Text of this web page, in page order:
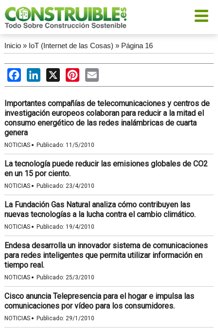
Inicio» IoT (Internet de las Cosas) » Página 16
FacebookLinkedIn
X PinterestEmail
Importantes compañías de telecomunicaciones y centros de
investigación europeos colaboran para reducir a la mitad el
consumo energético de las redes inalámbricas de cuarta
genera
NOTICIAS · Publicado: 11/5/2010
La tecnología puede reducir las emisiones globales de CO2
en un 15 por ciento.
NOTICIAS · Publicado: 23/4/2010
La Fundación Gas Natural analiza cómo contribuyen las
nuevas tecnologías a la lucha contra el cambio climático.
NOTICIAS · Publicado: 19/4/2010
Endesa desarrolla un innovador sistema de comunicaciones
para redes inteligentes que permita utilizar información en
tiempo real.
NOTICIAS · Publicado: 25/3/2010
Cisco anuncia Telepresencia para el hogar e impulsa las
comunicaciones por vídeo para los consumidores.
NOTICIAS · Publicado: 29/1/2010